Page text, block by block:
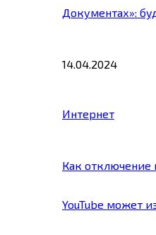
Документах»:
14.04.2024
Интернет
Как отключение
YouTube может